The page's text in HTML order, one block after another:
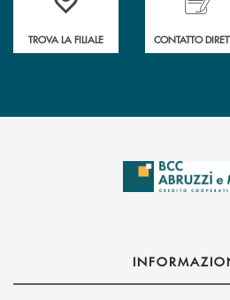
TROVA LA FILIALE CONTATTO